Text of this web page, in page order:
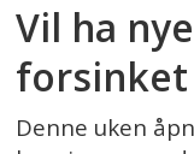
Vil ha
Denne uken